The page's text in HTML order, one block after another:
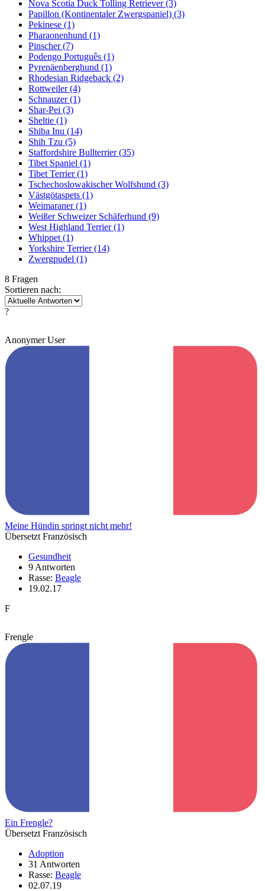
Nova Scotia Duck Tolling Retriever(3)
Papillon (Kontinentaler Zwergspaniel) (3)
Pekinese (1)
Pharaonenhund (1)
Pinscher(7)
Podengo Português (1)
Pyrenäenberghund (1)
Rhodesian Ridgeback (2)
Rottweiler(4)
Schnauzer(1)
Shar-Pei (3)
Sheltie (1)
Shiba Inu (14)
Shih Tzu (5)
Staffordshire Bullterrier(35)
Tibet Spaniel (1)
Tibet Terrier(1)
Tschechoslowakischer Wolfshund (3)
Västgötaspets (1)
Weimaraner(1)
Weißer Schweizer Schäferhund (9)
West Highland Terrier(1)
Whippet (1)
Yorkshire Terrier(14)
Zwergpudel (1)
8 Fragen
Sortieren nach:
?
Anonymer User
Meine Hündin springt nicht mehr!
Übersetzt Französisch
Gesundheit
9 Antworten
Rasse: Beagle
19.02.17
F
Frengle
Ein Frengle?
Übersetzt Französisch
Adoption
31 Antworten
Rasse: Beagle
02.07.19